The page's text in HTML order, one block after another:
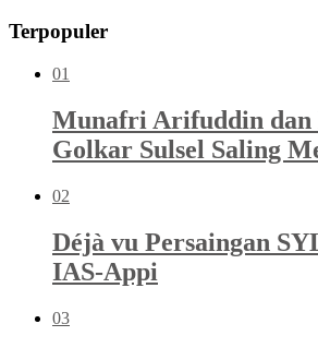
Terpopuler
01
Munafri Arifuddin dan
Golkar Sulsel Saling
02
Déjà vu Persaingan
IAS-Appi
03